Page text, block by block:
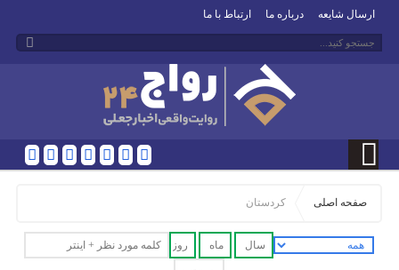
ارسال شایعه درباره ما ارتباط با ما
صفحه اصلی کردستان